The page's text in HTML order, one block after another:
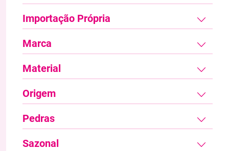
Importação Própria
Marca
Material
Origem
Pedras
Sazonal